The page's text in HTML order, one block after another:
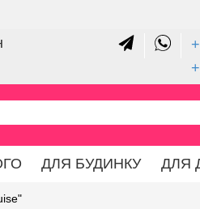
ДЛЯ БУДИНКУ ДЛЯ